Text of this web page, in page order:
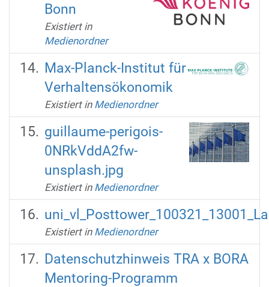
Bonn
Existiert in
Medienordner
Max-Planck-Institut für
Verhaltensökonomik
Existiert in Medienordner
guillaume-perigois-
0NRkVddA2fw-
unsplash.jpg
Existiert in Medienordner
Existiert in Medienordner
Datenschutzhinweis TRA x BORA
Mentoring-Programm